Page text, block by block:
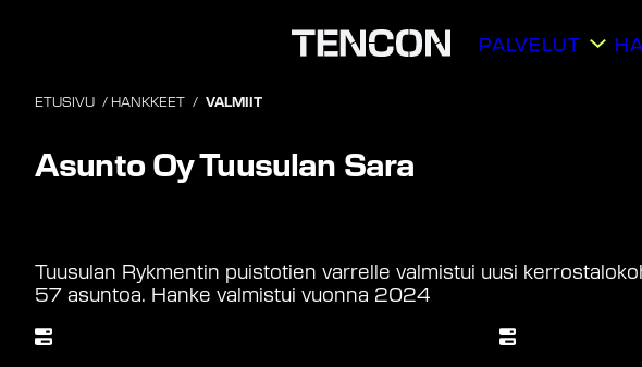
PALVELUT
ETUSIVU / HANKKEET / VALMIIT
Asunto Oy Tuusulan Sara
Tuusulan Rykmentin puistotien varrelle valmistui uusi
57 asuntoa. Hanke valmistui vuonna 2024